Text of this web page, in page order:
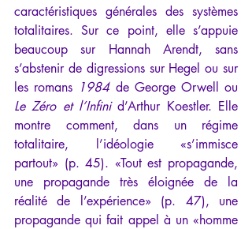
caractéristiques générales des systèmes
totalitaires. Sur ce point, elle s’appuie
beaucoup sur Hannah Arendt, sans
s’abstenir de digressions sur Hegel ou sur
les romans 1984
Le Zéro et l’Infini d’Arthur Koestler. Elle
montre comment, dans un régime
totalitaire, l’idéologie «s’immisce
partout» (p. 45). «Tout est propagande,
une propagande très éloignée de la
réalité de l’expérience» (p. 47), une
propagande qui fait appel à un «homme